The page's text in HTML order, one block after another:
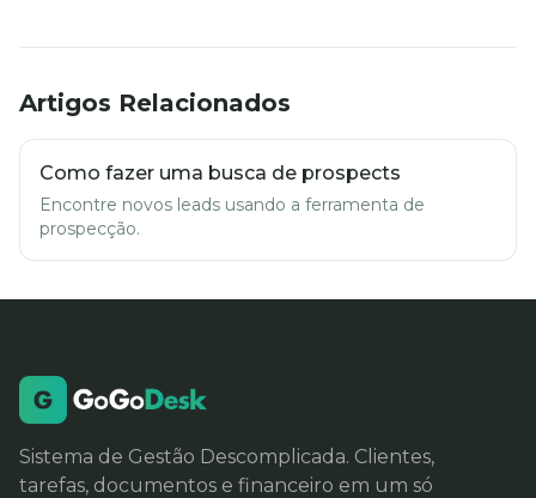
Artigos Relacionados
Como fazer uma busca de prospects
Encontre novos leads usando a ferramenta de
prospecção.
Sistema de Gestão Descomplicada. Clientes,
tarefas, documentos e financeiro em um só